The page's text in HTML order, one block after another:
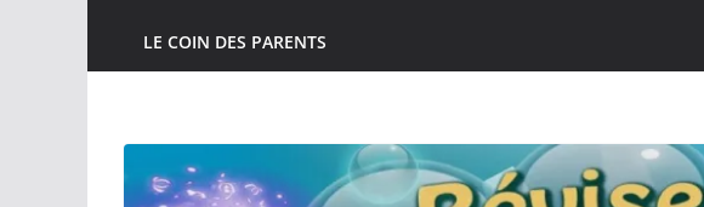
LE COIN DES PARENTS